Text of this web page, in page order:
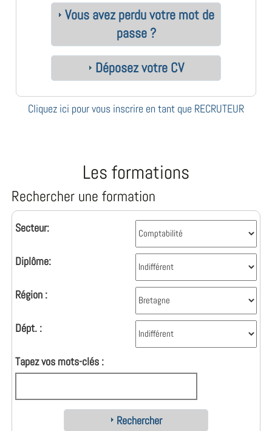
Vous avez perdu votre mot de
passe ?
Déposez votre CV
Cliquez ici pour vous inscrire en tant que RECRUTEUR
Les formations
Rechercher une formation
Secteur:
Diplôme:
Région :
Dépt. :
Tapez vos mots-clés :
Rechercher